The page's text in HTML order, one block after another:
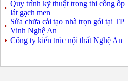
Quy trình kỹ thuật trong thi công ốp
lát gạch men
Sửa chữa cải tạo nhà trọn gói tại TP
Vinh Nghệ An
Công ty kiến trúc nội thất Nghệ An